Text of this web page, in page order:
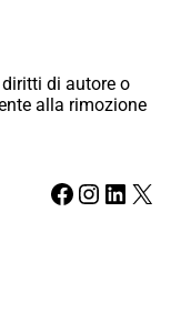
di autore o
alla rimozione
Facebook Instagram LinkedIn X